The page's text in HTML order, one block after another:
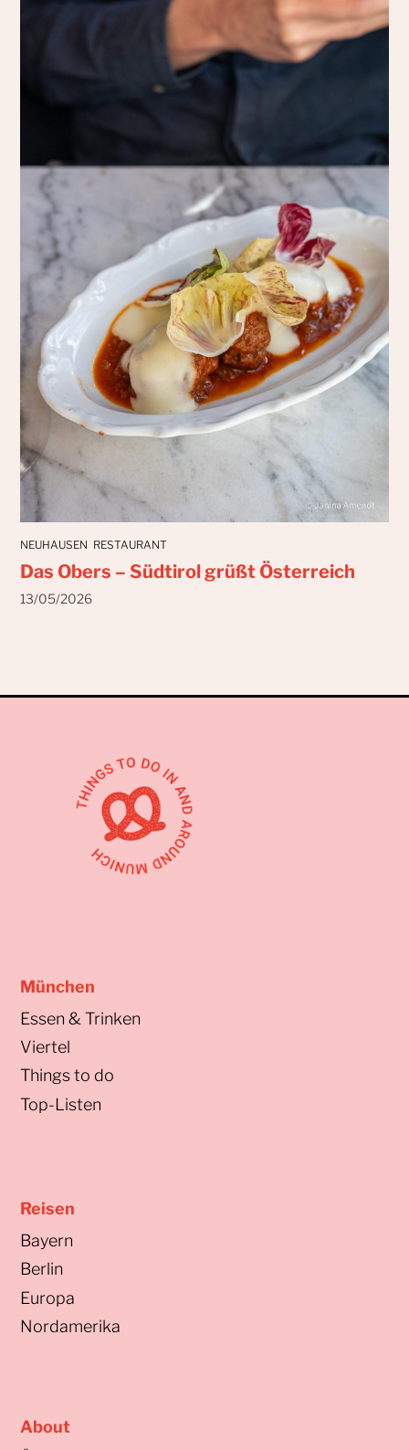
NEUHAUSEN RESTAURANT
Das Obers – Südtirol grüßt Österreich
13/05/2026
München
Essen & Trinken
Viertel
Things to do
Top-Listen
Reisen
Bayern
Berlin
Europa
Nordamerika
About